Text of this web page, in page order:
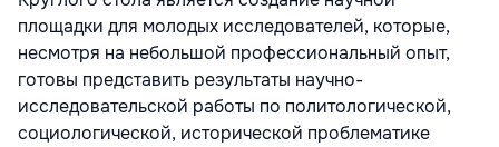
площадки для молодых исследователей, которые,
несмотря на небольшой профессиональный опыт,
готовы представить результаты научно-
исследовательской работы по политологической,
социологической, исторической проблематике